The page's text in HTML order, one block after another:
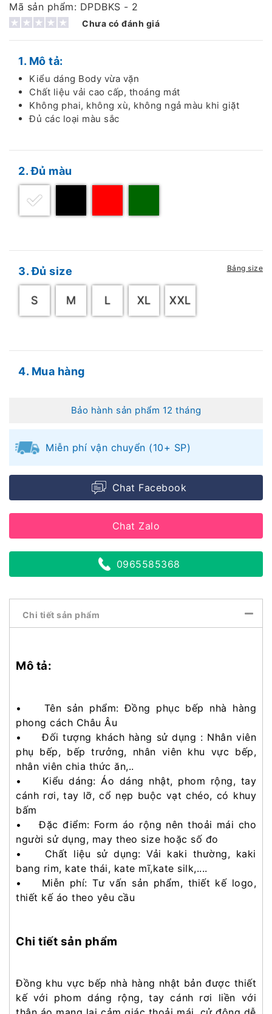
Mã sản phẩm: DPDBKS - 2
Chưa có đánh giá
1. Mô tả:
Kiểu dáng Body vừa vặn
Chất liệu vải cao cấp, thoáng mát
Không phai, không xù, không ngả màu khi giặt
Đủ các loại màu sắc
2. Đủ màu
3. Đủ size Bảng size
S M L XL XXL
4. Mua hàng
Bảo hành sản phẩm 12 tháng
Miễn phí vận chuyển (10+ SP)
Chat Facebook
Chat Zalo
0965585368
Chi tiết sản phẩm
Mô tả:
• Tên sản phẩm: Đồng phục bếp nhà hàng
phong cách Châu Âu
• Đối tượng khách hàng sử dụng : Nhân viên
phụ bếp, bếp trưởng, nhân viên khu vực bếp,
nhân viên chia thức ăn,..
• Kiểu dáng: Áo dáng nhật, phom rộng, tay
cánh rơi, tay lỡ, cổ nẹp buộc vạt chéo, có khuy
bấm
• Đặc điểm: Form áo rộng nên thoải mái cho
người sử dụng, may theo size hoặc số đo
• Chất liệu sử dụng: Vải kaki thường, kaki
bang rim, kate thái, kate mĩ,kate silk,....
• Miễn phí: Tư vấn sản phẩm, thiết kế logo,
thiết kế áo theo yêu cầu
Chi tiết sản phẩm
Đồng khu vực bếp nhà hàng nhật bản được thiết
kế với phom dáng rộng, tay cánh rơi liền với